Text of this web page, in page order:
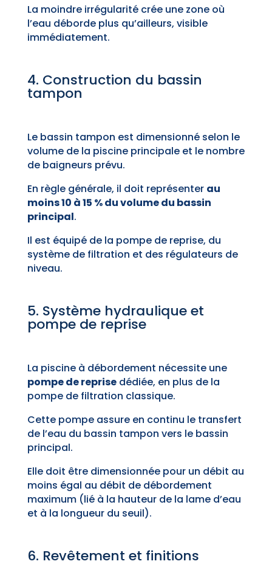
La moindre irrégularité crée une zone où
l’eau déborde plus qu’ailleurs, visible
immédiatement.
4. Construction du bassin
tampon
Le bassin tampon est dimensionné selon le
volume de la piscine principale et le nombre
de baigneurs prévu.
En règle générale, il doit représenter au
moins 10 à 15 % du volume du bassin
principal.
Il est équipé de la pompe de reprise, du
système de filtration et des régulateurs de
niveau.
5. Système hydraulique et
pompe de reprise
La piscine à débordement nécessite une
pompe de reprisedédiée, en plus de la
pompe de filtration classique.
Cette pompe assure en continu le transfert
de l’eau du bassin tampon vers le bassin
principal.
Elle doit être dimensionnée pour un débit au
moins égal au débit de débordement
maximum (lié à la hauteur de la lame d’eau
et à la longueur du seuil).
6. Revêtement et finitions